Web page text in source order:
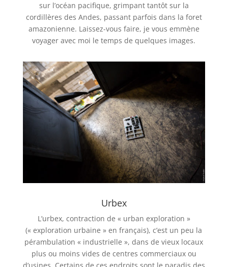
sur l’océan pacifique, grimpant tantôt sur la
cordillères des Andes, passant parfois dans la foret
amazonienne. Laissez-vous faire, je vous emmène
voyager avec moi le temps de quelques images.
Urbex
L’urbex, contraction de « urban exploration »
(« exploration urbaine » en français), c’est un peu la
pérambulation « industrielle », dans de vieux locaux
plus ou moins vides de centres commerciaux ou